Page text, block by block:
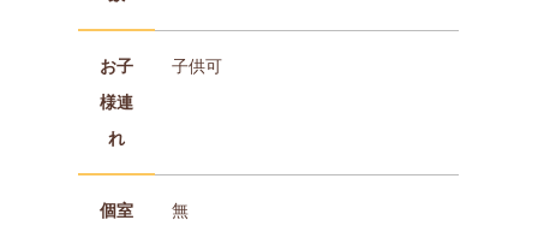
お子
様連
れ
子供可
個室 無